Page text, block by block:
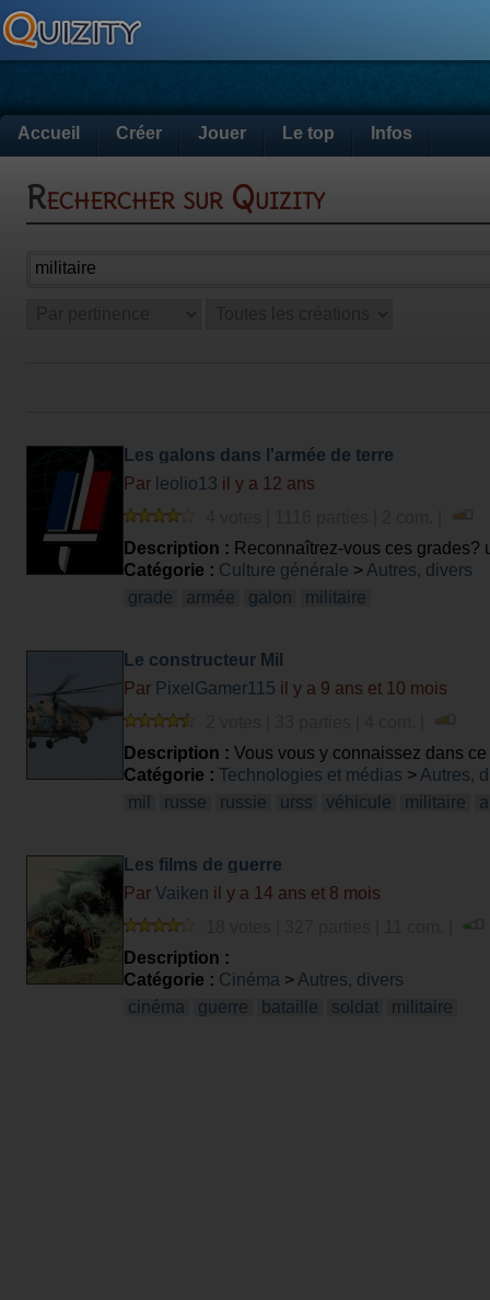
Accueil Créer Jouer Le top Infos
Rechercher sur Quizity
Les galons dans l'armée de terre
Par leolio13 il y a 12 ans
Description : Reconnaîtrez-vous ces
Catégorie : Culture générale > Autres, divers
grade
armée galon militaire
Le constructeur Mil
Par PixelGamer115 il y a 9 ans et 10 mois
Description : Vous vous y connaissez dans
Catégorie : Technologies et médias > Autres,
mil
russe russie urss véhicule militaire
Les films de guerre
Par Vaiken il y a 14 ans et 8 mois
Description :
Catégorie : Cinéma > Autres, divers
cinéma
guerre bataille soldat militaire